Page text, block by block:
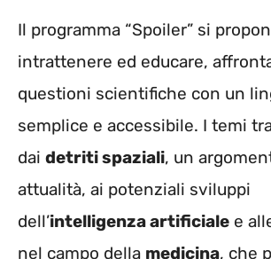
Il programma “Spoiler” si
intrattenere ed educare,
questioni scientifiche con un
semplice e accessibile. I temi
dai detriti spaziali, un
attualità, ai potenziali sviluppi
dell’intelligenza artificiale e
nel campo della medicina, che